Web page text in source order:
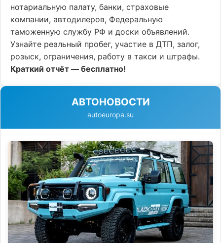
нотариальную палату, банки, страховые
компании, автодилеров, Федеральную
таможенную службу РФ и доски объявлений.
Узнайте реальный пробег, участие в ДТП, залог,
розыск, ограничения, работу в такси и штрафы.
Краткий отчёт — бесплатно!
АВТОНОВОСТИ
autoeuropa.su